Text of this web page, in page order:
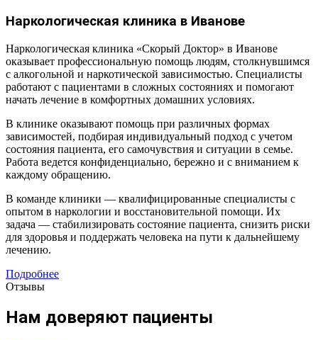
Наркологическая клиника в Иванове
Наркологическая клиника «Скорый Доктор» в Иванове
оказывает профессиональную помощь людям, столкнувшимся
с алкогольной и наркотической зависимостью. Специалисты
работают с пациентами в сложных состояниях и помогают
начать лечение в комфортных домашних условиях.
В клинике оказывают помощь при различных формах
зависимостей, подбирая индивидуальный подход с учетом
состояния пациента, его самочувствия и ситуации в семье.
Работа ведется конфиденциально, бережно и с вниманием к
каждому обращению.
В команде клиники — квалифицированные специалисты с
опытом в наркологии и восстановительной помощи. Их
задача — стабилизировать состояние пациента, снизить риски
для здоровья и поддержать человека на пути к дальнейшему
лечению.
Подробнее
Отзывы
Нам доверяют пациенты